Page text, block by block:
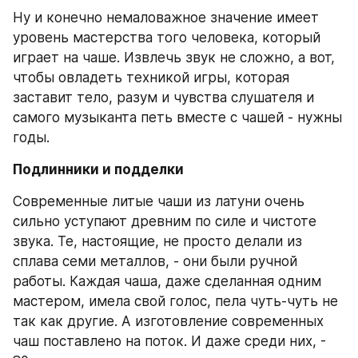
Ну и конечно немаловажное значение имеет
уровень мастерства того человека, который
играет на чаше. Извлечь звук не сложно, а вот,
чтобы овладеть техникой игры, которая
заставит тело, разум и чувства слушателя и
самого музыканта петь вместе с чашей - нужны
годы.
Подлинники и подделки
Современные литые чаши из латуни очень
сильно уступают древним по силе и чистоте
звука. Те, настоящие, не просто делали из
сплава семи металлов, - они были ручной
работы. Каждая чаша, даже сделанная одним
мастером, имела свой голос, пела чуть-чуть не
так как другие. А изготовление современных
чаш поставлено на поток. И даже среди них, -